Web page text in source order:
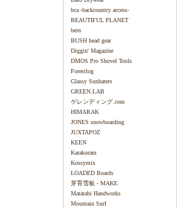
bca -backcountry access-
BEAUTIFUL PLANET
bern
BUSH head gear
Diggin' Magazine
DMOS Pro Shovel Tools
Forestlog
Glassy Sunhaters
GREEN.LAB
ゲレンディング.com
HIMARAK
JONES snowboarding
JUXTAPOZ
KEEN
Karakoram
Kossymix
LOADED Boards
芽育雪板 - MAKE
Matatabi Handworks
Mountain Surf